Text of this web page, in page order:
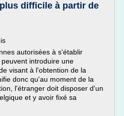
difficile à partir de
autorisées à s'établir
introduire une
visant à l'obtention de la
donc qu'au moment de la
l'étranger doit disposer d'un
et y avoir fixé sa